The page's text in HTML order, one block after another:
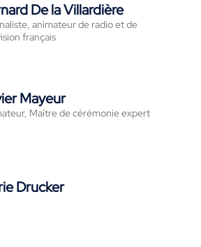
De la Villardière
animateur de radio et de
français
Mayeur
Maître de cérémonie expert
Drucker